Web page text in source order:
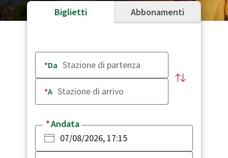
Biglietti Abbonamenti
Da
A
Andata